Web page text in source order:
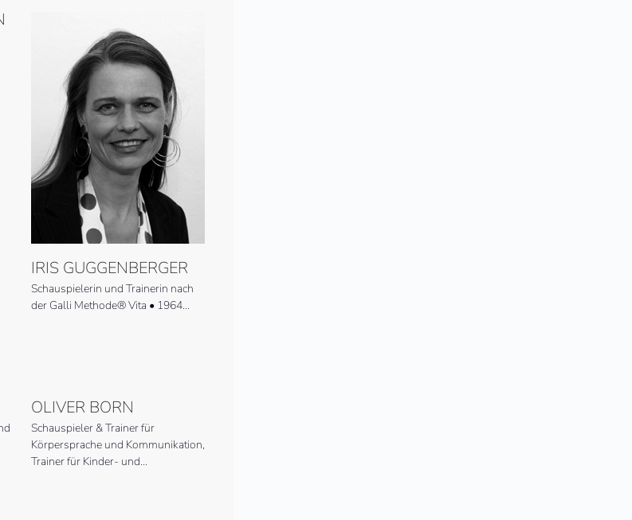
IRIS GUGGENBERGER
Schaus­piel­erin und Train­erin nach
der Galli Methode® Vita • 1964…
OLIVER BORN
Schauspieler & Trainer für
Körpersprache und Kommunikation,
Trainer für Kinder- und…